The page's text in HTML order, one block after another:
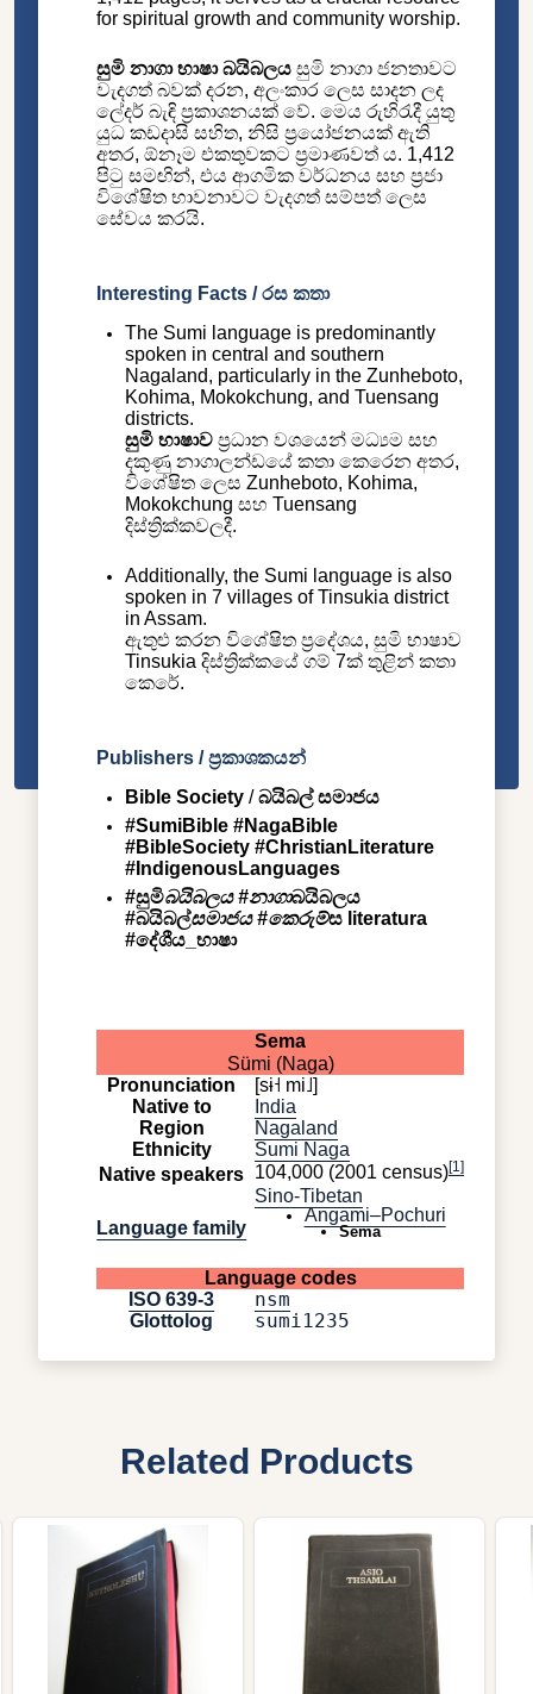
for spiritual growth and community worship.
සුමි නාගා භාෂා බයිබලය සුමි නාගා ජනතාවට
වැදගත් බවක් දරන, අලංකාර ලෙස සාදන ලද
ලේදර් බැඳි ප්‍රකාශනයක් වේ. මෙය රුහිරැදී යුතු
යුධ කඩදාසි සහිත, නිසි ප්‍රයෝජනයක් ඇති
අතර, ඕනෑම එකතුවකට ප්‍රමාණවත් ය. 1,412
පිටු සමඟින්, එය ආගමික වර්ධනය සහ ප්‍රජා
විශේෂිත භාවනාවට වැදගත් සම්පත් ලෙස
සේවය කරයි.
Interesting Facts / රස කතා
The Sumi language is predominantly
spoken in central and southern
Nagaland, particularly in the Zunheboto,
Kohima, Mokokchung, and Tuensang
districts.
සුමි භාෂාව ප්‍රධාන වශයෙන් මධ්‍යම සහ
දකුණු නාගාලන්ඩයේ කතා කෙරෙන අතර,
විශේෂිත ලෙස Zunheboto, Kohima,
Mokokchung සහ Tuensang
දිස්ත්‍රික්කවලදී.
Additionally, the Sumi language is also
spoken in 7 villages of Tinsukia district
in Assam.
ඇතුළු කරන විශේෂිත ප්‍රදේශය, සුමි භාෂාව
Tinsukia දිස්ත්‍රික්කයේ ගම් 7ක් තුළින් කතා
කෙරේ.
Publishers / ප්‍රකාශකයන්
Bible Society / බයිබල් සමාජය
#SumiBible #NagaBible
#BibleSociety #ChristianLiterature
#IndigenousLanguages
#සුමිබයිබලය #නාගාබයිබලය
#බයිබල්සමාජය #කෙරුම්ස literatura
#දේශීය_භාෂා
Sema
Sümi (Naga)
Pronunciation
[sɨ˧ mi˩]
Native to
India
Region
Nagaland
Ethnicity
Sumi Naga
Native speakers 104,000 (2001 census)[1]
Language family
Sino-Tibetan
Angami–Pochuri
Sema
Language codes
ISO 639-3
nsm
Glottolog sumi1235
Related Products